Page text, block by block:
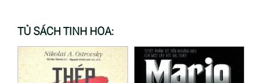
t
e
g
l
e
k
e
d
t
e
TỦ SÁCH TINH HOA: